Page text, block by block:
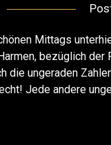
Mittags
bezüglich
die ungeraden
Jede andere